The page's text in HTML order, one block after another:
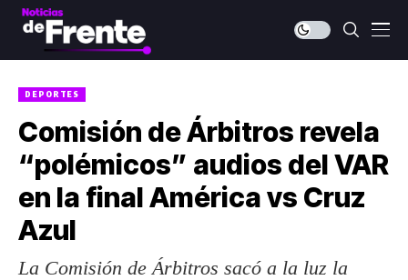
DEPORTES
Comisión de Árbitros revela
“polémicos” audios del VAR
en la final América vs Cruz
Azul
La Comisión de Árbitros sacó a la luz la